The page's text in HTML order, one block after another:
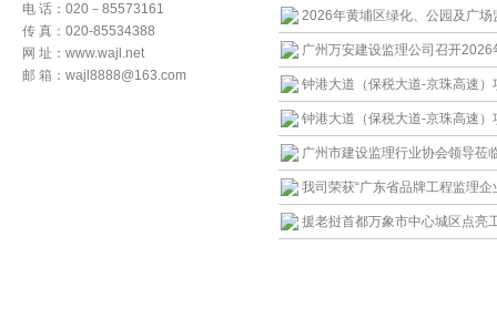
电 话：020－85573161
传 真：020-85534388
网 址：www.wajl.net
邮 箱：wajl8888@163.com
2026年黄埔区绿化、公园及广场
广州万安建设监理公司召开2026
钟港大道（保税大道-京珠高速
钟港大道（保税大道-京珠高速
广州市建设监理行业协会领导莅
我司荣获“广东省品牌工程监理企
援老挝首都万象市中心城区点亮